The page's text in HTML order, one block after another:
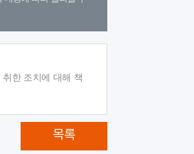
한 조치에 대해 책
목록